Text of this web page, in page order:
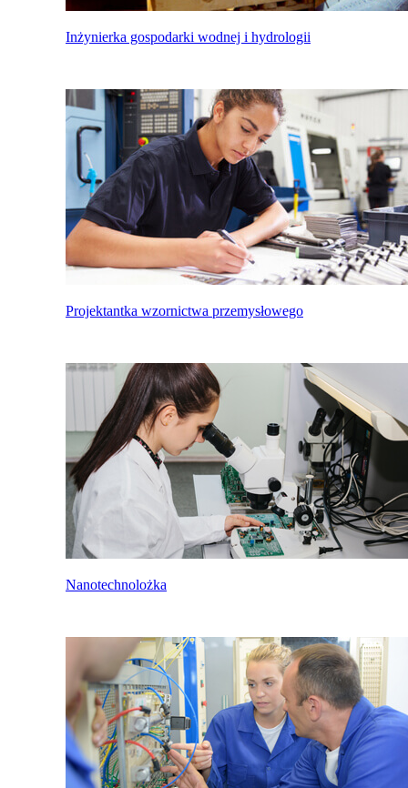
Inżynierka gospodarki wodnej i hydrologii
Projektantka wzornictwa przemysłowego
Nanotechnolożka